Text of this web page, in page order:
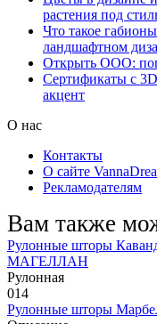
растения под
Что такое
ландшафтном
Открыть ООО:
Сертификаты с
акцент
О нас
Контакты
О сайте
Рекламодателям
Вам также
Рулонные шторы
МАГЕЛЛАН
Рулонная
014
Рулонные шторы